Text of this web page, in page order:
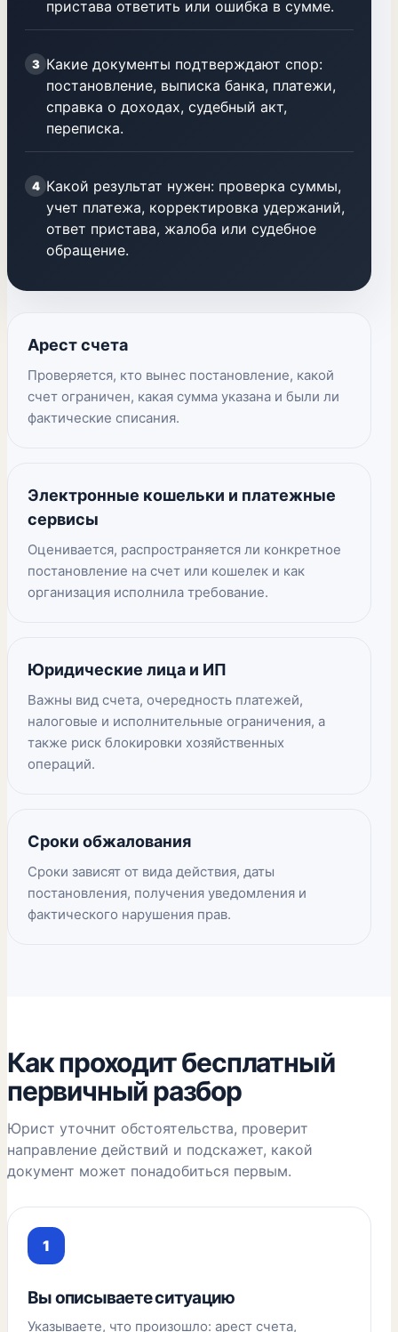
пристава ответить или ошибка в сумме.
3 Какие документы подтверждают спор:
постановление, выписка банка, платежи,
справка о доходах, судебный акт,
переписка.
4 Какой результат нужен: проверка суммы,
учет платежа, корректировка удержаний,
ответ пристава, жалоба или судебное
обращение.
Арест счета
Проверяется, кто вынес постановление, какой
счет ограничен, какая сумма указана и были ли
фактические списания.
Электронные кошельки и платежные
сервисы
Оценивается, распространяется ли конкретное
постановление на счет или кошелек и как
организация исполнила требование.
Юридические лица и ИП
Важны вид счета, очередность платежей,
налоговые и исполнительные ограничения, а
также риск блокировки хозяйственных
операций.
Сроки обжалования
Сроки зависят от вида действия, даты
постановления, получения уведомления и
фактического нарушения прав.
Как проходит бесплатный
первичный разбор
Юрист уточнит обстоятельства, проверит
направление действий и подскажет, какой
документ может понадобиться первым.
Вы описываете ситуацию
Указываете, что произошло: арест счета,